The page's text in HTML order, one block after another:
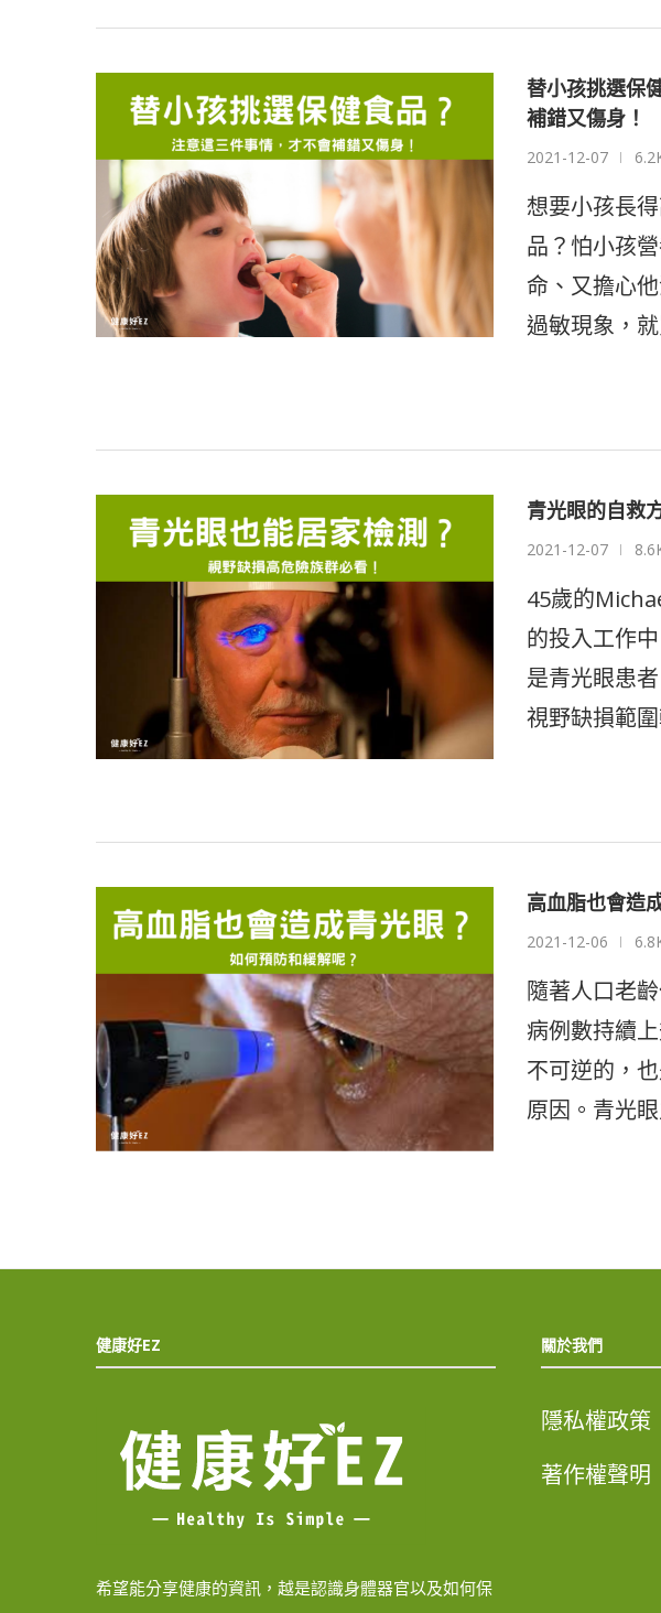
替小孩挑選保
補錯又傷身！
2021-12-07
想要小孩長
品？怕小孩
命、又擔心
過敏現象，
青光眼的自救
2021-12-07
45歲的
的投入工作
是青光眼患
視野缺損範
高血脂也會造
2021-12-06
隨著人口老
病例數持續
不可逆的，
原因。青光
健康好EZ
希望能分享健康的資訊，越是認識身體器官以及如何保
關於我們
隱私權政策
著作權聲明